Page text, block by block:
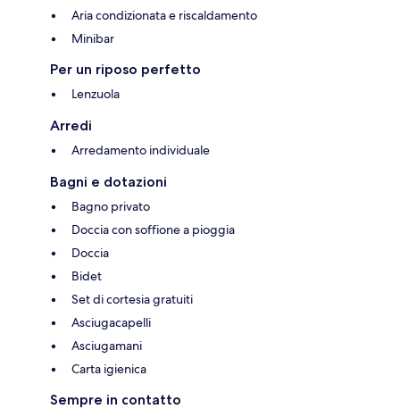
Aria condizionata e riscaldamento
Minibar
Per un riposo perfetto
Lenzuola
Arredi
Arredamento individuale
Bagni e dotazioni
Bagno privato
Doccia con soffione a pioggia
Doccia
Bidet
Set di cortesia gratuiti
Asciugacapelli
Asciugamani
Carta igienica
Sempre in contatto